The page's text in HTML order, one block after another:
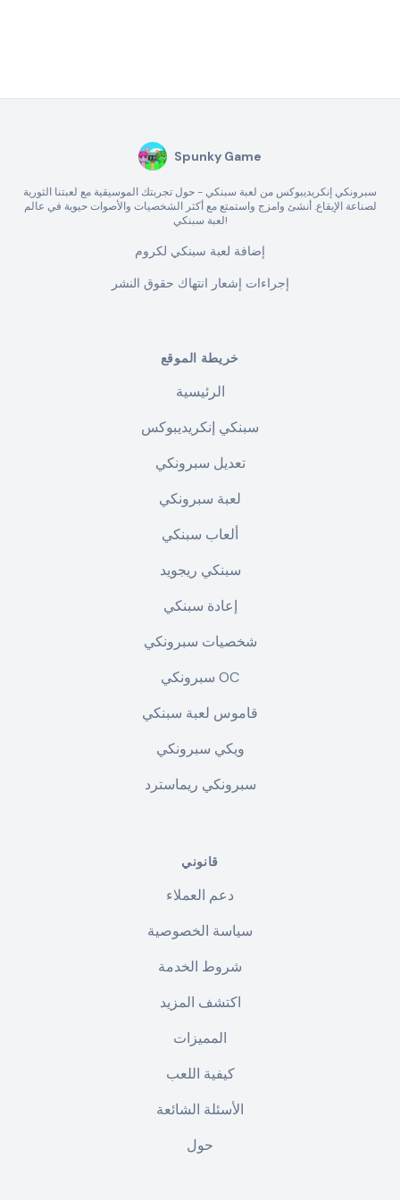
Spunky Game
سبرونكي إنكريديبوكس من لعبة سبنكي - حول تجربتك الموسيقية مع لعبتنا الثورية
لصناعة الإيقاع. أنشئ وامزج واستمتع مع أكثر الشخصيات والأصوات حيوية في عالم
لعبة سبنكي!
إضافة لعبة سبنكي لكروم
إجراءات إشعار انتهاك حقوق النشر
خريطة الموقع
الرئيسية
سبنكي إنكريديبوكس
تعديل سبرونكي
لعبة سبرونكي
ألعاب سبنكي
سبنكي ريجويد
إعادة سبنكي
شخصيات سبرونكي
سبرونكي OC
قاموس لعبة سبنكي
ويكي سبرونكي
سبرونكي ريماسترد
قانوني
دعم العملاء
سياسة الخصوصية
شروط الخدمة
اكتشف المزيد
المميزات
كيفية اللعب
الأسئلة الشائعة
حول